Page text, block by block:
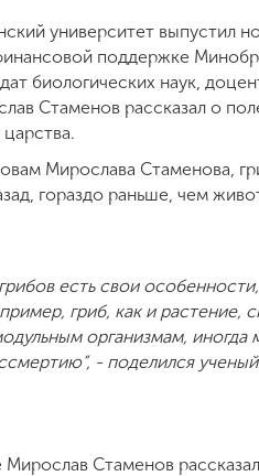
университет выпустил
поддержке
биологических наук,
Стаменов рассказал о
Мирослава Стаменова,
гораздо раньше, чем
грибов есть свои
гриб, как и растение,
организмам, иногда
- поделился
Мирослав Стаменов